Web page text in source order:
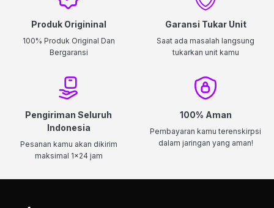
Produk Origininal
100% Produk Original Dan
Bergaransi
Garansi Tukar Unit
Saat ada masalah langsung
tukarkan unit kamu
Pengiriman Seluruh
Indonesia
Pesanan kamu akan dikirim
maksimal 1x24 jam
100% Aman
Pembayaran kamu terenskirpsi
dalam jaringan yang aman!